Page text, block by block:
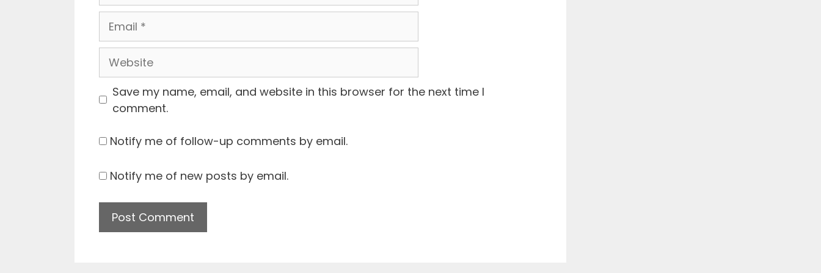
Email
Website
Save my name, email, and website in this browser for the next time I
comment.
Notify me of follow-up comments by email.
Notify me of new posts by email.